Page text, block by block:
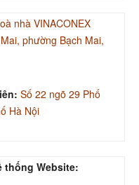
nhà VINACONEX
phường Bạch Mai,
Số 22 ngõ 29 Phố
Hà Nội
thống Website: